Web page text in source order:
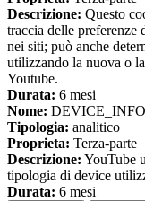
Descrizione: Questo
traccia delle preferenze
nei siti; può anche
utilizzando la nuova o
Youtube.
Durata: 6 mesi
Nome: DEVICE_INFO
Tipologia: analitico
Proprieta: Terza-parte
Descrizione: YouTube
tipologia di device
Durata: 6 mesi